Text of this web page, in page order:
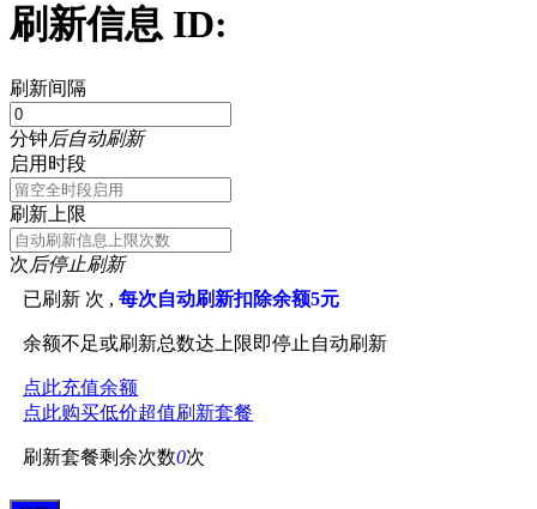
刷新信息 ID:
刷新间隔
分钟后自动刷新
启用时段
刷新上限
次后停止刷新
已刷新 次 ,每次自动刷新扣除余额5元
余额不足或刷新总数达上限即停止自动刷新
点此充值余额
点此购买低价超值刷新套餐
刷新套餐剩余次数0次